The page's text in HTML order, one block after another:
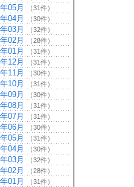
05月 （31件）
04月 （30件）
03月 （32件）
02月 （28件）
01月 （31件）
12月 （31件）
11月 （30件）
10月 （31件）
09月 （30件）
08月 （31件）
07月 （31件）
06月 （30件）
05月 （31件）
04月 （30件）
03月 （32件）
02月 （28件）
01月 （31件）